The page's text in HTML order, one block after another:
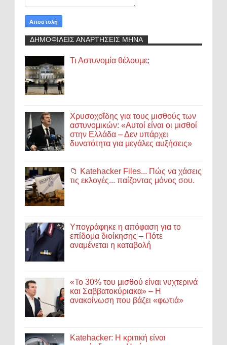
ΔΗΜΟΦΙΛΕΙΣ ΑΝΑΡΤΗΣΕΙΣ ΜΗΝΑ
Τι Αστυνομία θέλουμε;
Χρυσοχοΐδης για τους μισθούς των
αστυνομικών: «Αυτοί είναι οι μισθοί
στην Ελλάδα – Δεν υπάρχει
δυνατότητα για μεγάλες αυξήσεις»
📁 Katehacker Files... Πώς να χάσεις
τις εκλογές... παίζοντας μόνος σου.
Υπογράφηκε η απόφαση για το
επίδομα διοίκησης – Πότε
αναμένεται η καταβολή
«Το 30% του μισθού είναι νυχτερινά
και Σαββατοκύριακα» – Η
ανακοίνωση που βάζει «φωτιά»
Katehacker: Η κριτική είναι